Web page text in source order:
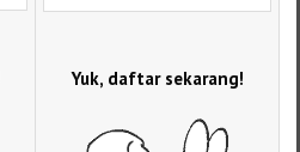
Yuk, daftar sekarang!